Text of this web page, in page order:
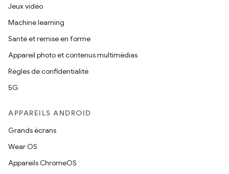
Jeux vidéo
Machine learning
Santé et remise en forme
Appareil photo et contenus multimédias
Règles de confidentialité
5G
APPAREILS ANDROID
Grands écrans
Wear OS
Appareils ChromeOS